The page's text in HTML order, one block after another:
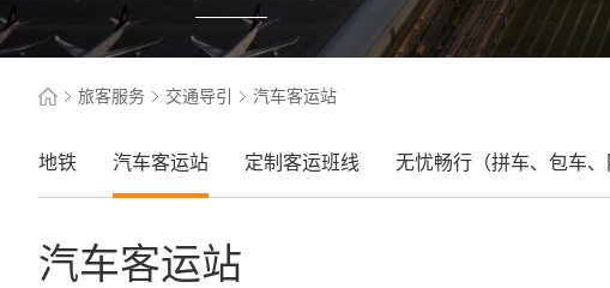
旅客服务 交通导引 汽车客运站
地铁 汽车客运站 定制客运班线 无忧畅行（拼车、包车、
汽车客运站